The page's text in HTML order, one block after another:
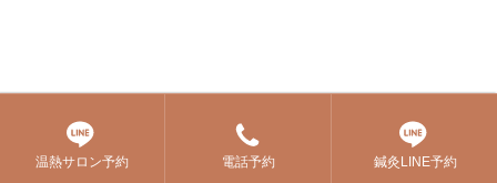
温熱サロン予約 電話予約 鍼灸LINE予約